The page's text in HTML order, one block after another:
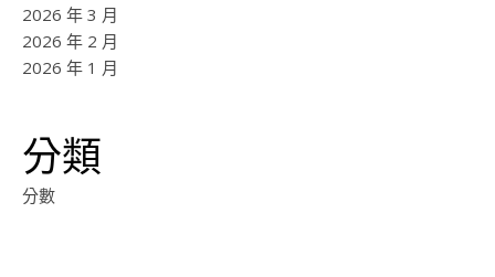
2026 年 3 月
2026 年 2 月
2026 年 1 月
分類
分數